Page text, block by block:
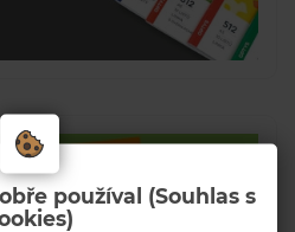
používal (Souhlas s